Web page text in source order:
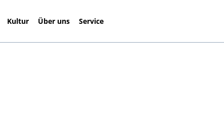
Kultur Über uns Service